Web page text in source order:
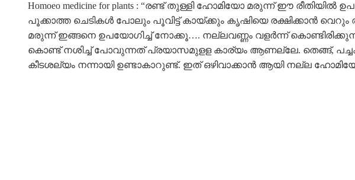
Homoeo medicine for plants : “രണ്ട് തുള്ളി ഹോമിയോ മരുന്ന് ഈ
പൂക്കാത്ത ചെടികൾ പോലും പൂവിട്ട് കായ്ക്കും കൃഷിയെ രക്ഷിക്കാൻ വെറും
മരുന്ന് ഇങ്ങനെ ഉപയോഗിച്ച് നോക്കൂ…. നല്ലവണ്ണം വളർന്ന്
കൊണ്ട് നശിച്ച് പോവുന്നത് പ്രയാസമുളള കാര്യം ആണല്ലേ. തെങ്ങ്,
കീടശല്യം നന്നായി ഉണ്ടാകാറുണ്ട്. ഇത് ഒഴിവാക്കാൻ ആയി നല്ല